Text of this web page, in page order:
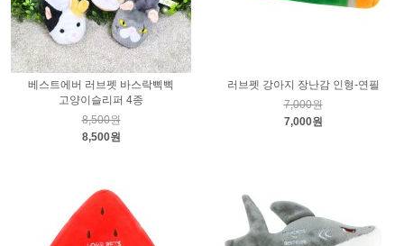
베스트에버 러브펫 바스락삑삑
고양이슬리퍼 4종
8,500원
8,500원
러브펫 강아지 장난감 인형-연필
7,000원
7,000원